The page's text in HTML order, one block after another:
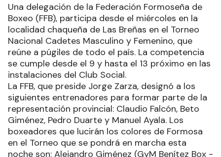
Una delegación de la Federación Formoseña de
Boxeo (FFB), participa desde el miércoles en la
localidad chaqueña de Las Breñas en el Torneo
Nacional Cadetes Masculino y Femenino, que
reúne a púgiles de todo el país. La competencia
se cumple desde el 9 y hasta el 13 próximo en las
instalaciones del Club Social.
La FFB, que preside Jorge Zarza, designó a los
siguientes entrenadores para formar parte de la
representación provincial: Claudio Falcón, Beto
Giménez, Pedro Duarte y Manuel Ayala. Los
boxeadores que lucirán los colores de Formosa
en el Torneo que se pondrá en marcha esta
noche son: Alejandro Giménez (GyM Benítez Box -